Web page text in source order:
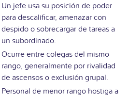
Un jefe usa su posición de poder
para descalificar, amenazar con
despido o sobrecargar de tareas a
un subordinado.
Ocurre entre colegas del mismo
rango, generalmente por rivalidad
de ascensos o exclusión grupal.
Personal de menor rango hostiga a